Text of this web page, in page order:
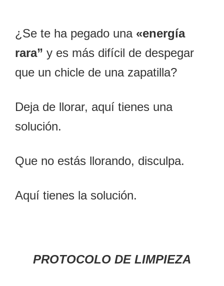
¿Se te ha pegado una «energía
rara” y es más difícil de despegar
que un chicle de una zapatilla?
Deja de llorar, aquí tienes una
solución.
Que no estás llorando, disculpa.
Aquí tienes la solución.
PROTOCOLO DE LIMPIEZA